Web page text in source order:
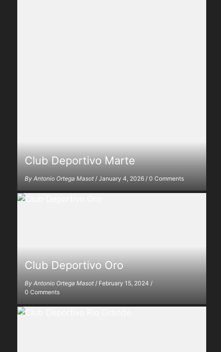
Club Deportivo Marte
By Antonio Ortega Masot/ January 4, 2026 / 0 Comments
Club Deportivo Oro
By Antonio Ortega Masot/ February 15, 2024 /
0 Comments